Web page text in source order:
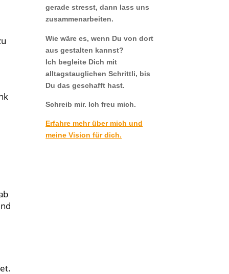
gerade stresst, dann lass uns
zusammenarbeiten.
Wie wäre es, wenn Du von dort
aus gestalten kannst?
Ich begleite Dich mit
alltagstauglichen Schrittli, bis
Du das geschafft hast.
Schreib mir. Ich freu mich.
Erfahre mehr über mich und
meine Vision für dich.